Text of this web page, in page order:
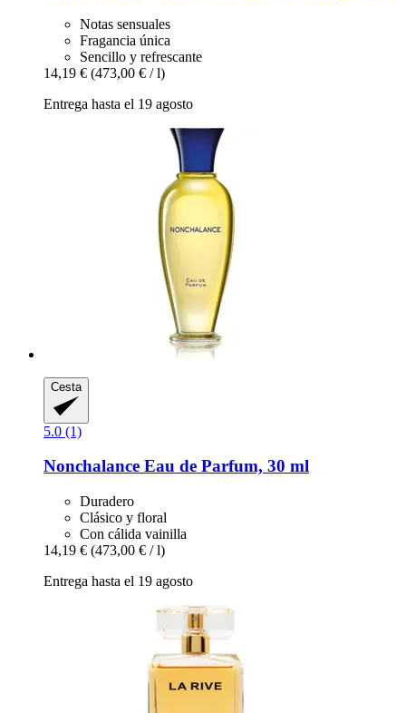
Notas sensuales
Fragancia única
Sencillo y refrescante
14,19 € (473,00 € / l)
Entrega hasta el 19 agosto
Cesta
5.0 (1)
Nonchalance Eau de Parfum, 30 ml
Duradero
Clásico y floral
Con cálida vainilla
14,19 € (473,00 € / l)
Entrega hasta el 19 agosto